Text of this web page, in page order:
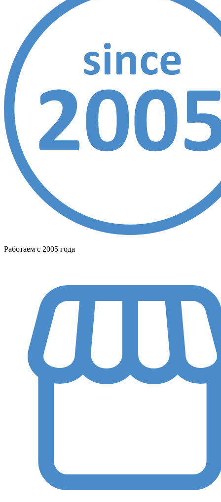
Работаем с 2005 года